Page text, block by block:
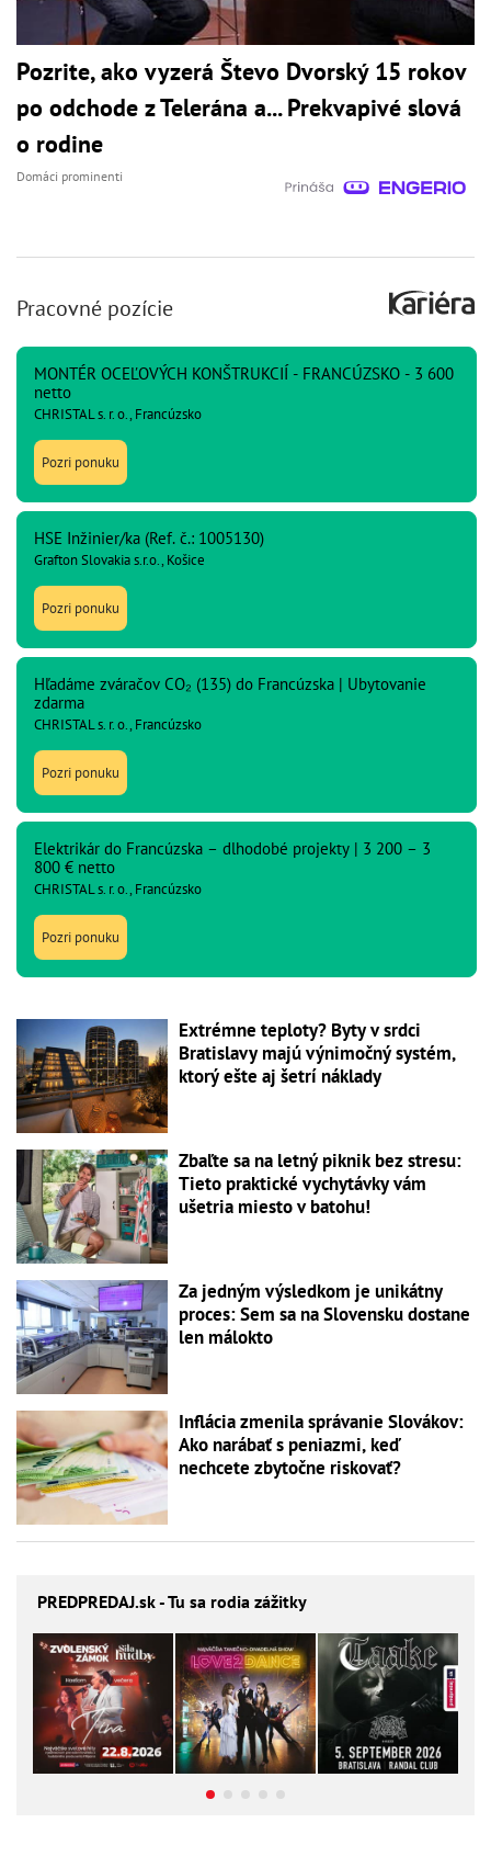
Pozrite, ako vyzerá Števo Dvorský 15 rokov
po odchode z Telerána a... Prekvapivé slová
o rodine
Domáci prominenti
Pracovné pozície
MONTÉR OCEĽOVÝCH KONŠTRUKCIÍ - FRANCÚZSKO - 3 600
netto
CHRISTAL s. r. o., Francúzsko
Pozri ponuku
HSE Inžinier/ka (Ref. č.: 1005130)
Grafton Slovakia s.r.o., Košice
Pozri ponuku
Hľadáme zváračov CO₂ (135) do Francúzska | Ubytovanie
zdarma
CHRISTAL s. r. o., Francúzsko
Pozri ponuku
Elektrikár do Francúzska – dlhodobé projekty | 3 200 – 3
800 € netto
CHRISTAL s. r. o., Francúzsko
Pozri ponuku
Extrémne teploty? Byty v srdci
Bratislavy majú výnimočný systém,
ktorý ešte aj šetrí náklady
Zbaľte sa na letný piknik bez stresu:
Tieto praktické vychytávky vám
ušetria miesto v batohu!
Za jedným výsledkom je unikátny
proces: Sem sa na Slovensku dostane
len málokto
Inflácia zmenila správanie Slovákov:
Ako narábať s peniazmi, keď
nechcete zbytočne riskovať?
PREDPREDAJ.sk - Tu sa rodia zážitky